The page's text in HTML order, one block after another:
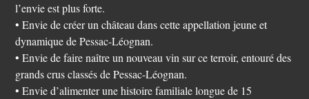
l’envie est plus forte.
• Envie de créer un château dans cette appellation jeune et
dynamique de Pessac-Léognan.
• Envie de faire naître un nouveau vin sur ce terroir, entouré des
grands crus classés de Pessac-Léognan.
• Envie d’alimenter une histoire familiale longue de 15